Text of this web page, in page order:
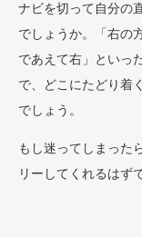
ナビを切って自分の
でしょうか。「右の
であえて右」といっ
で、どこにたどり着
でしょう。
もし迷ってしまった
リーしてくれるはず